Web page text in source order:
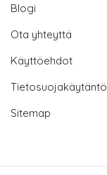
Blogi
Ota yhteyttä
Käyttöehdot
Tietosuojakäytäntö
Sitemap